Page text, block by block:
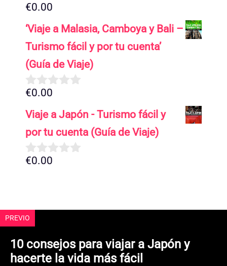
0
e
5
€0.00
‘Viaje a Malasia, Camboya y Bali –
Turismo fácil y por tu cuenta’
(Guía de Viaje)
0
e
€0.00
Viaje a Japón - Turismo fácil y
por tu cuenta (Guía de Viaje)
0
€0.00
PREVIO
10 consejos para viajar a Japón y
hacerte la vida más fácil